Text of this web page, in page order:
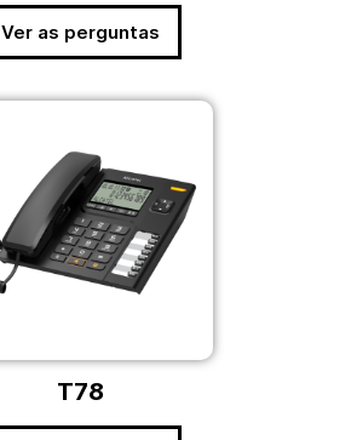
Ver as perguntas
T78